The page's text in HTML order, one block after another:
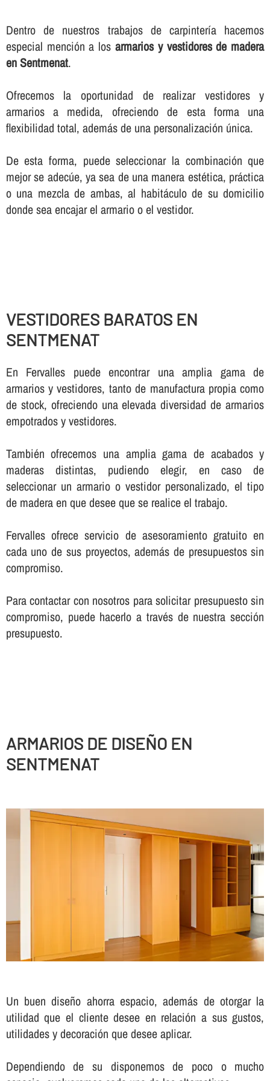
Dentro de nuestros trabajos de carpinterí­a hacemos
especial mención a los armarios y vestidores de madera
en Sentmenat.
Ofrecemos la oportunidad de realizar vestidores y
armarios a medida, ofreciendo de esta forma una
flexibilidad total, además de una personalización única.
De esta forma, puede seleccionar la combinación que
mejor se adecúe, ya sea de una manera estética, práctica
o una mezcla de ambas, al habitáculo de su domicilio
donde sea encajar el armario o el vestidor.
VESTIDORES BARATOS EN
SENTMENAT
En Fervalles puede encontrar una amplia gama de
armarios y vestidores, tanto de manufactura propia como
de stock, ofreciendo una elevada diversidad de armarios
empotrados y vestidores.
También ofrecemos una amplia gama de acabados y
maderas distintas, pudiendo elegir, en caso de
seleccionar un armario o vestidor personalizado, el tipo
de madera en que desee que se realice el trabajo.
Fervalles ofrece servicio de asesoramiento gratuito en
cada uno de sus proyectos, además de presupuestos sin
compromiso.
Para contactar con nosotros para solicitar presupuesto sin
compromiso, puede hacerlo a través de nuestra sección
presupuesto.
ARMARIOS DE DISEÑO EN
SENTMENAT
Un buen diseño ahorra espacio, además de otorgar la
utilidad que el cliente desee en relación a sus gustos,
utilidades y decoración que desee aplicar.
Dependiendo de su disponemos de poco o mucho